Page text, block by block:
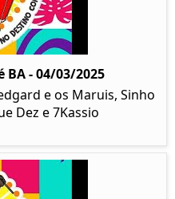
BA - 04/03/2025
e os Maruis, Sinho
Dez e 7Kassio